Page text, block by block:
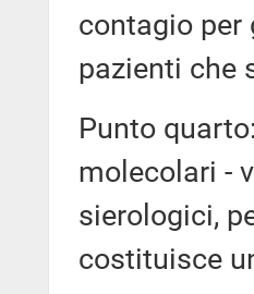
contagio per
pazienti che
Punto
molecolari -
sierologici,
costituisce